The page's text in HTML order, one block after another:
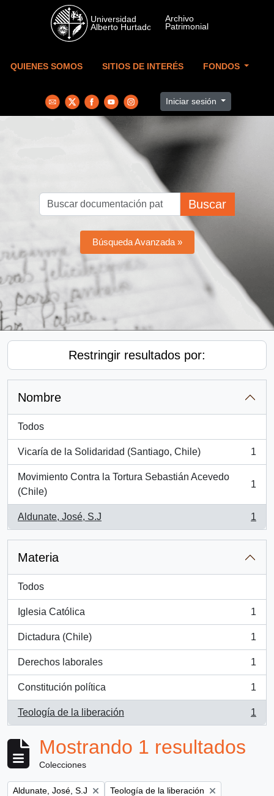
Skip to main content
QUIENES SOMOS SITIOS DE INTERÉS FONDOS
Iniciar sesión
Buscar
Búsqueda Avanzada »
Restringir resultados por:
Nombre
Todos
Vicaría de la Solidaridad (Santiago, Chile)
, 1 resultados
1
Movimiento Contra la Tortura Sebastián Acevedo
(Chile)
, 1 resultados
1
Aldunate, José, S.J
, 1 resultados
1
Materia
Todos
Iglesia Católica
, 1 resultados
1
Dictadura (Chile)
, 1 resultados
1
Derechos laborales
, 1 resultados
1
Constitución política
, 1 resultados
1
Teología de la liberación
, 1 resultados
1
Mostrando 1 resultados
Colecciones
Remove filter:
Aldunate, José, S.J Remove filter:
Teología de la liberación